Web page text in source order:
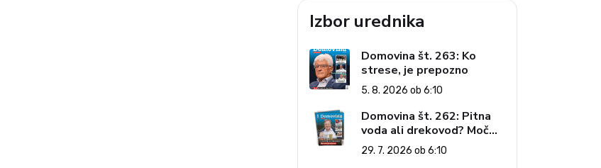
Izbor urednika
Domovina št. 263: Ko
strese, je prepozno
5. 8. 2026 ob 6:10
Domovina št. 262: Pitna
voda ali drekovod? Moč
omrežja interesov
29. 7. 2026 ob 6:10